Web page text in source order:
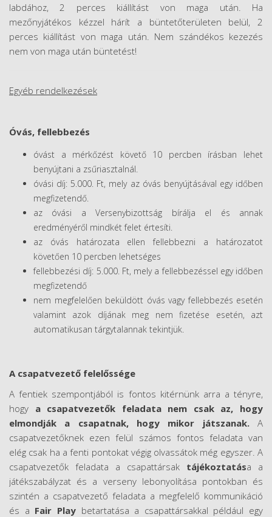
labdához, 2 perces kiállítást von maga után. Ha
mezőnyjátékos kézzel hárít a büntetőterületen belül, 2
perces kiállítást von maga után. Nem szándékos kezezés
nem von maga után büntetést!
Egyéb rendelkezések
Óvás, fellebbezés
óvást a mérkőzést követő 10 percben írásban lehet
benyújtani a zsűriasztalnál.
óvási díj: 5.000. Ft, mely az óvás benyújtásával egy időben
megfizetendő.
az óvási a Versenybizottság bírálja el és annak
eredményéről mindkét felet értesíti.
az óvás határozata ellen fellebbezni a határozatot
követően 10 percben lehetséges
fellebbezési díj: 5.000. Ft, mely a fellebbezéssel egy időben
megfizetendő
nem megfelelően beküldött óvás vagy fellebbezés esetén
valamint azok díjának meg nem fizetése esetén, azt
automatikusan tárgytalannak tekintjük.
A csapatvezető felelőssége
A fentiek szempontjából is fontos kitérnünk arra a tényre,
hogy a csapatvezetők feladata nem csak az, hogy
elmondják a csapatnak, hogy mikor játszanak. A
csapatvezetőknek ezen felül számos fontos feladata van
elég csak ha a fenti pontokat végig olvassátok még egyszer. A
csapatvezetők feladata a csapattársak tájékoztatása a
játékszabályzat és a verseny lebonyolítása pontokban és
szintén a csapatvezető feladata a megfelelő kommunikáció
és a Fair Playbetartatása a csapattársakkal például egy